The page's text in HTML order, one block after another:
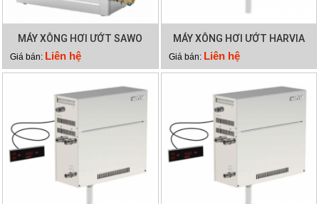
MÁY XÔNG HƠI ƯỚT SAWO
STN60-3
Giá bán: Liên hệ
MÁY XÔNG HƠI ƯỚT HARVIA
HGD110
Giá bán: Liên hệ